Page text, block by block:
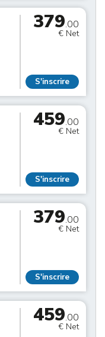
379.00
€ Net
S'inscrire
459.00
€ Net
S'inscrire
379.00
€ Net
S'inscrire
459.00
€ Net